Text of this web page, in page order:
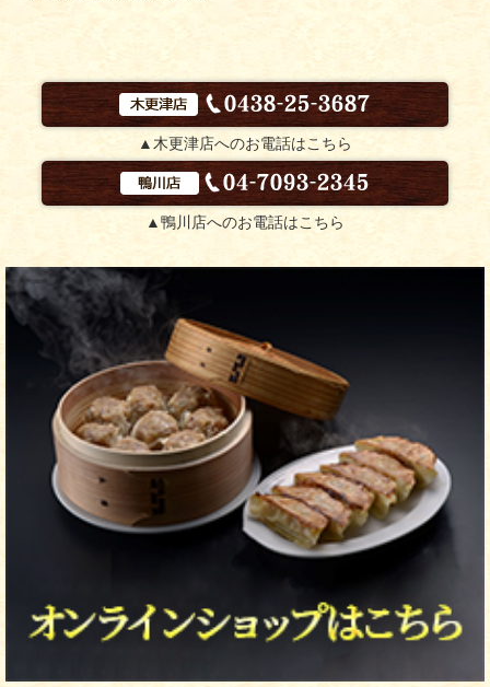
▲木更津店へのお電話はこちら
▲鴨川店へのお電話はこちら